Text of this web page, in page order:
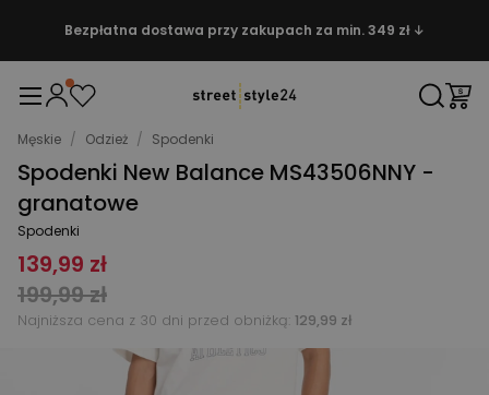
Bezpłatna dostawa przy zakupach za min. 349 zł ↓
Męskie / Odzież / Spodenki
Spodenki New Balance MS43506NNY -
granatowe
Spodenki
139,99 zł
199,99 zł
Najniższa cena z 30 dni przed obniżką: 129,99 zł